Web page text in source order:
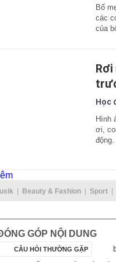
Bố
các
của
Học
Hình
ơi,
động.
Beauty & Fashion Sport
GÓP NỘI DUNG
CÂU HỎI THƯỜNG GẶP